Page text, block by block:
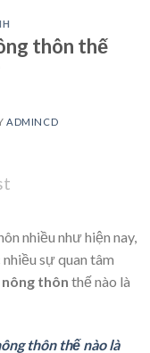
thôn thế
ADMINCD
nhiều như hiện nay,
sự quan tâm
thôn thế nào là
thôn thế nào là